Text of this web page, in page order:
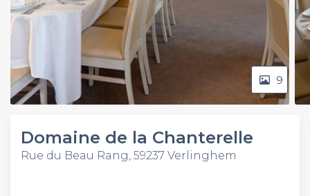
9
Domaine de la Chanterelle
Rue du Beau Rang, 59237 Verlinghem